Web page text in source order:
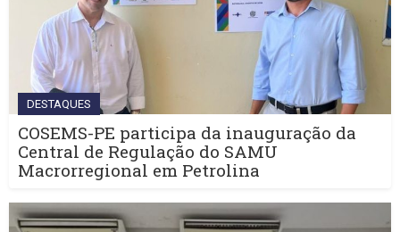
DESTAQUES
COSEMS-PE participa da inauguração da
Central de Regulação do SAMU
Macrorregional em Petrolina